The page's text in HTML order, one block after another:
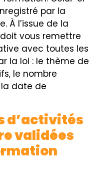
par la
À l’issue de la
vous remettre
avec toutes les
la loi : le thème de
le nombre
date de
d’activités
validées